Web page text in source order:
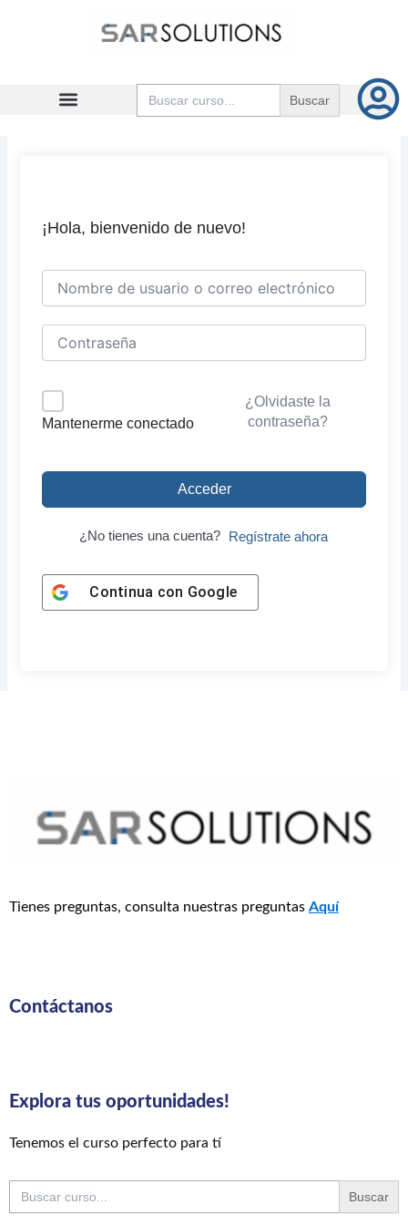
Buscar:
¡Hola, bienvenido de nuevo!
Mantenerme conectado
¿Olvidaste la
contraseña?
Acceder
¿No tienes una cuenta? Regístrate ahora
Continua con Google
Tienes preguntas, consulta nuestras preguntas Aquí
Contáctanos
Explora tus oportunidades!
Tenemos el curso perfecto para tí
Buscar: